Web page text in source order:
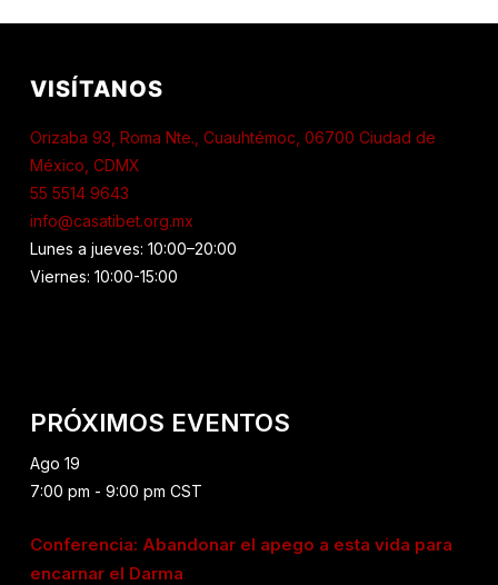
VISÍTANOS
Orizaba 93, Roma Nte., Cuauhtémoc, 06700 Ciudad de
México, CDMX
55 5514 9643
info@casatibet.org.mx
Lunes a jueves: 10:00–20:00
Viernes: 10:00-15:00
PRÓXIMOS EVENTOS
Ago 19
7:00 pm - 9:00 pm CST
Conferencia: Abandonar el apego a esta vida para
encarnar el Darma